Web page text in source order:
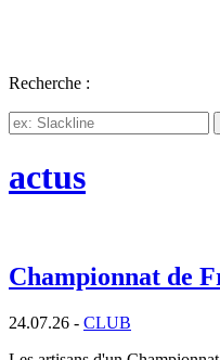
Recherche :
actus
Championnat de
24.07.26 - CLUB